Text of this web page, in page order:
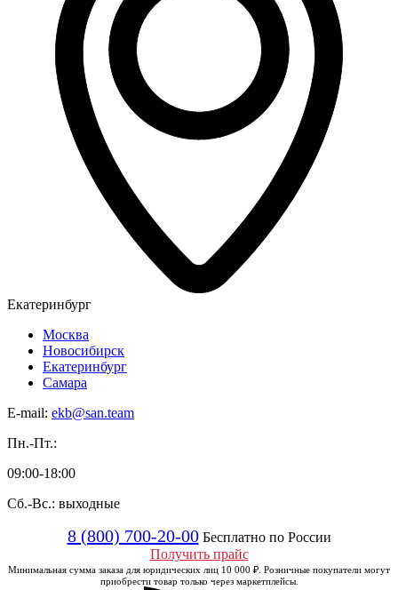
Екатеринбург
Москва
Новосибирск
Екатеринбург
Самара
E-mail: ekb@san.team
Пн.-Пт.:
09:00-18:00
Сб.-Вс.: выходные
8 (800) 700-20-00 Бесплатно по России
Получить прайс
Минимальная сумма заказа для юридических лиц 10 000 ₽. Розничные покупатели могут
приобрести товар только через маркетплейсы.